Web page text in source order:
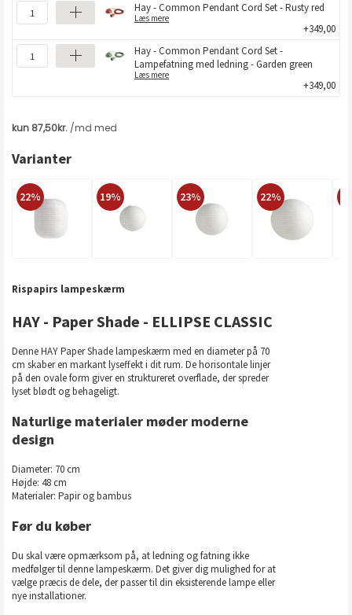
Hay - Common Pendant Cord Set - Rusty red
Læs mere
+349,00
Hay - Common Pendant Cord Set -
Lampefatning med ledning - Garden green
Læs mere
+349,00
Varianter
22% 19% 23% 22%
Rispapirs lampeskærm
HAY - Paper Shade - ELLIPSE CLASSIC
Denne HAY Paper Shade lampeskærm med en diameter på 70
cm skaber en markant lyseffekt i dit rum. De horisontale linjer
på den ovale form giver en struktureret overflade, der spreder
lyset blødt og behageligt.
Naturlige materialer møder moderne
design
Diameter: 70 cm
Højde: 48 cm
Materialer: Papir og bambus
Før du køber
Du skal være opmærksom på, at ledning og fatning ikke
medfølger til denne lampeskærm. Det giver dig mulighed for at
vælge præcis de dele, der passer til din eksisterende lampe eller
nye installationer.